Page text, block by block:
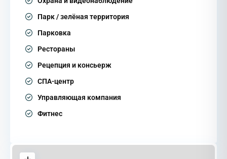
Парк / зелёная территория
Парковка
Рестораны
Рецепция и консьерж
СПА-центр
Управляющая компания
Фитнес